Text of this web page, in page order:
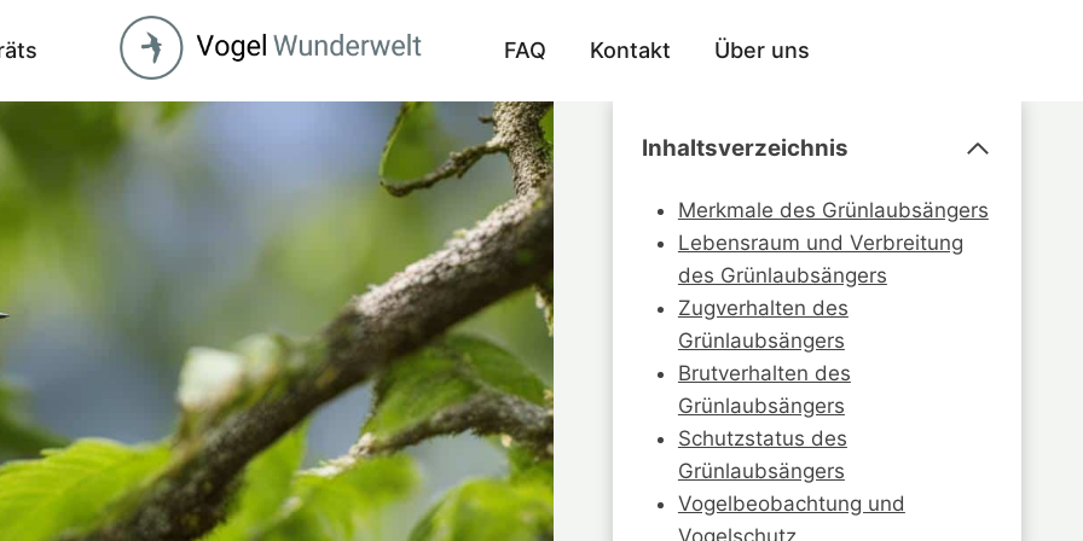
FAQ Kontakt Über uns
Inhaltsverzeichnis
Merkmale des Grünlaubsängers
Lebensraum und Verbreitung
des Grünlaubsängers
Zugverhalten des
Grünlaubsängers
Brutverhalten des
Grünlaubsängers
Schutzstatus des
Grünlaubsängers
Vogelbeobachtung und
Vogelschutz